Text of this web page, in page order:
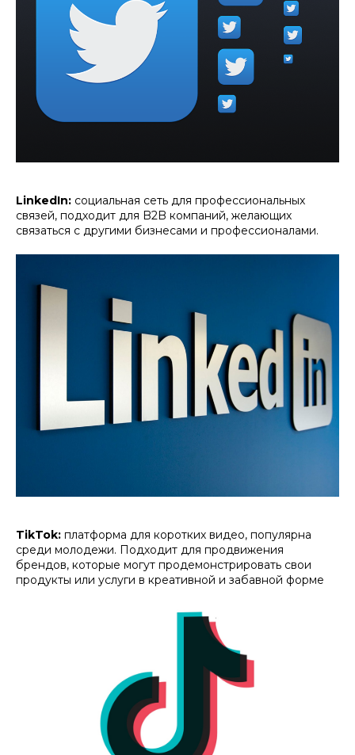
LinkedIn: социальная сеть для профессиональных
связей, подходит для B2B компаний, желающих
связаться с другими бизнесами и профессионалами.
TikTok: платформа для коротких видео, популярна
среди молодежи. Подходит для продвижения
брендов, которые могут продемонстрировать свои
продукты или услуги в креативной и забавной форме